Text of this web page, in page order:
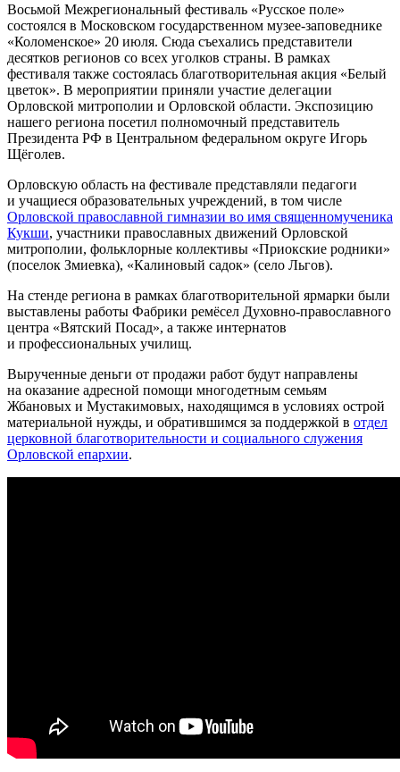
Восьмой Межрегиональный фестиваль «Русское поле»
состоялся в Московском государственном музее-заповеднике
«Коломенское» 20 июля. Сюда съехались представители
десятков регионов со всех уголков страны. В рамках
фестиваля также состоялась благотворительная акция «Белый
цветок». В мероприятии приняли участие делегации
Орловской митрополии и Орловской области. Экспозицию
нашего региона посетил полномочный представитель
Президента РФ в Центральном федеральном округе Игорь
Щёголев.
Орловскую область на фестивале представляли педагоги
и учащиеся образовательных учреждений, в том числе
Орловской православной гимназии во имя священномученика
Кукши, участники православных движений Орловской
митрополии, фольклорные коллективы «Приокские родники»
(поселок Змиевка), «Калиновый садок» (село Льгов).
На стенде региона в рамках благотворительной ярмарки были
выставлены работы Фабрики ремёсел Духовно-православного
центра «Вятский Посад», а также интернатов
и профессиональных училищ.
Вырученные деньги от продажи работ будут направлены
на оказание адресной помощи многодетным семьям
Жбановых и Мустакимовых, находящимся в условиях острой
материальной нужды, и обратившимся за поддержкой в отдел
церковной благотворительности и социального служения
Орловской епархии.